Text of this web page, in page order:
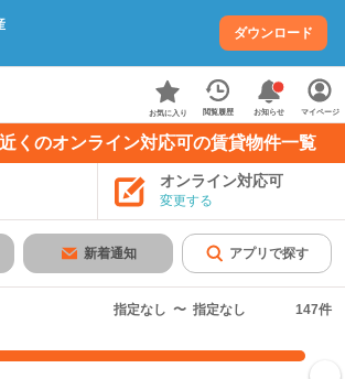
ダウンロード
お気に入り 閲覧履歴 お知らせ マイページ
くのオンライン対応可の賃貸物件一覧
オンライン対応可
変更する
新着通知 アプリで探す
指定なし 〜 指定なし 147件